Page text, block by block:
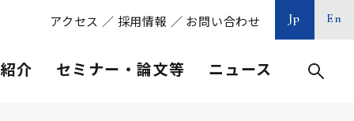
アクセス ／ 採用情報 ／ お問い合わせ Jp En
介 セミナー・論文等 ニュース